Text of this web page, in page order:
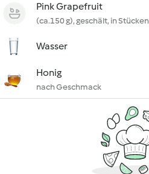
Pink Grapefruit
(ca.150 g), geschält, in Stücken
Wasser
Honig
nach Geschmack